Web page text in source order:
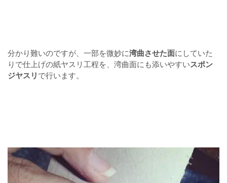
分かり難いのですが、一部を微妙に湾曲させた面にしていた
りで仕上げの紙ヤスリ工程を、湾曲面にも添いやすいスポン
ジヤスリ で行います。